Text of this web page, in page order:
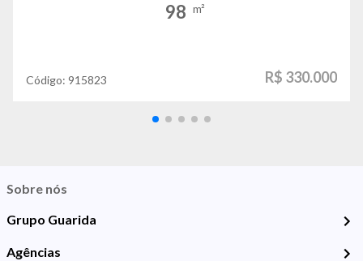
98 m²
Código: 915823 R$ 330.000
Sobre nós
Grupo Guarida
Agências